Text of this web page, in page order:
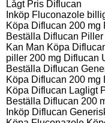
Lågt Pris Diflucan
Inköp Fluconazole
Köpa Diflucan 200 mg
Beställa Diflucan Piller
Kan Man Köpa
piller 200 mg Diflucan
Beställa Diflucan
Köpa Diflucan 200 mg
Köpa Diflucan Lagligt
Beställa Diflucan 200
Inköp Diflucan